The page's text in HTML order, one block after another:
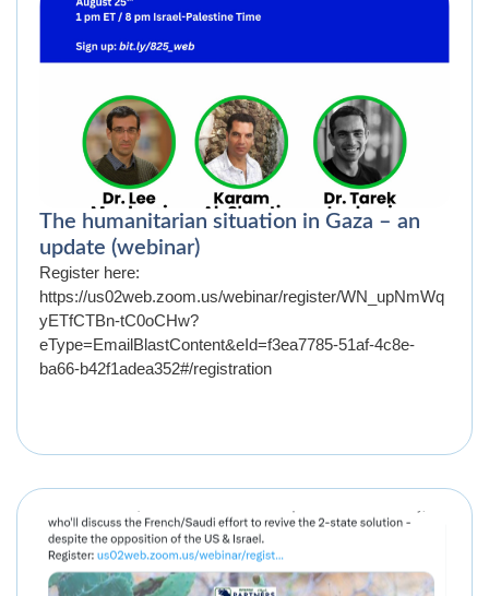
The humanitarian situation in Gaza – an
update (webinar)
Register here:
https://us02web.zoom.us/webinar/register/WN_upNmWq
yETfCTBn-tC0oCHw?
eType=EmailBlastContent&eId=f3ea7785-51af-4c8e-
ba66-b42f1adea352#/registration